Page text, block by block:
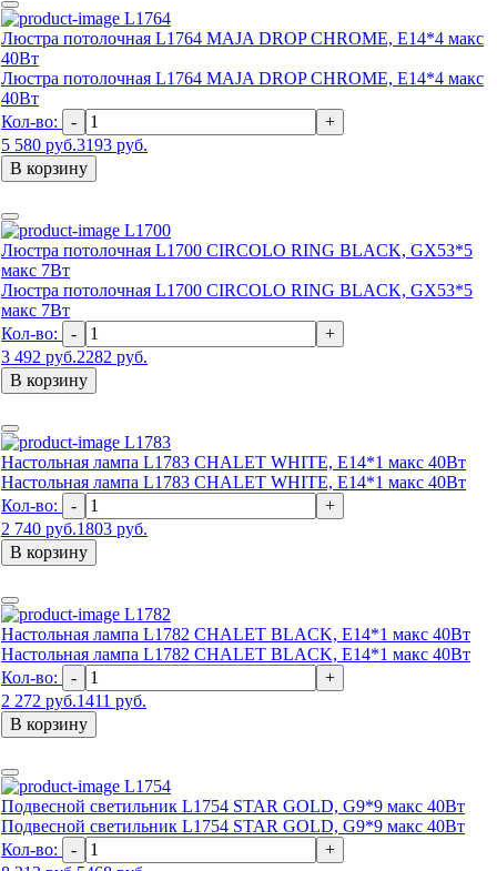
L1764
Люстра потолочная L1764 MAJA DROP CHROME, E14*4 макс
40Вт
Люстра потолочная L1764 MAJA DROP CHROME, E14*4 макс
40Вт
Кол-во:
-
+
5 580 руб.3193 руб.
В корзину
L1700
Люстра потолочная L1700 CIRCOLO RING BLACK, GX53*5
макс 7Вт
Люстра потолочная L1700 CIRCOLO RING BLACK, GX53*5
макс 7Вт
Кол-во:
-
+
3 492 руб.2282 руб.
В корзину
L1783
Настольная лампа L1783 CHALET WHITE, Е14*1 макс 40Вт
Настольная лампа L1783 CHALET WHITE, Е14*1 макс 40Вт
Кол-во:
-
+
2 740 руб.1803 руб.
В корзину
L1782
Настольная лампа L1782 CHALET BLACK, Е14*1 макс 40Вт
Настольная лампа L1782 CHALET BLACK, Е14*1 макс 40Вт
Кол-во:
-
+
2 272 руб.1411 руб.
В корзину
L1754
Подвесной светильник L1754 STAR GOLD, G9*9 макс 40Вт
Подвесной светильник L1754 STAR GOLD, G9*9 макс 40Вт
Кол-во:
-
+